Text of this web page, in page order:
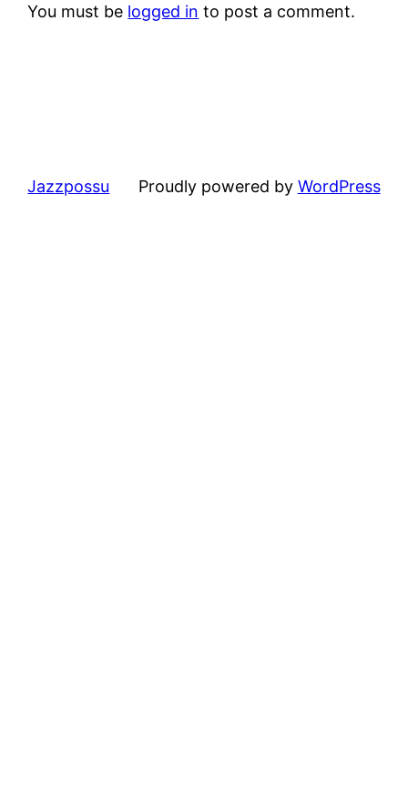
You must be logged in to post a comment.
Jazzpossu Proudly powered by WordPress